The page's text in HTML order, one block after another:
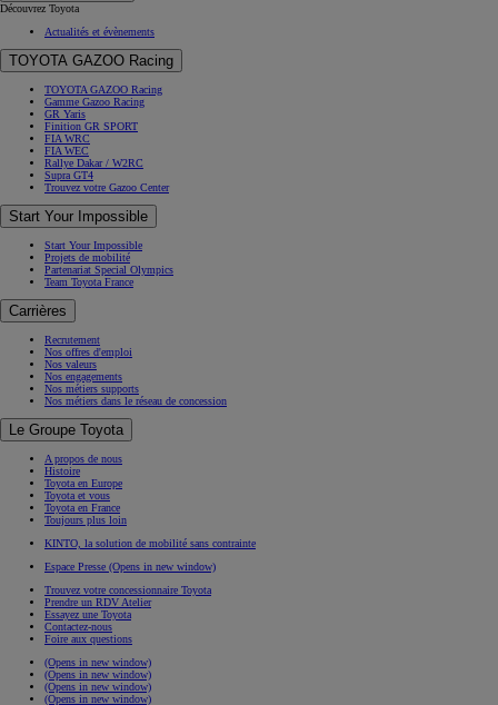
Découvrez Toyota
Actualités et évènements
TOYOTA GAZOO Racing
TOYOTA GAZOO Racing
Gamme Gazoo Racing
GR Yaris
Finition GR SPORT
FIA WRC
FIA WEC
Rallye Dakar / W2RC
Supra GT4
Trouvez votre Gazoo Center
Start Your Impossible
Start Your Impossible
Projets de mobilité
Partenariat Special Olympics
Team Toyota France
Carrières
Recrutement
Nos offres d'emploi
Nos valeurs
Nos engagements
Nos métiers supports
Nos métiers dans le réseau de concession
Le Groupe Toyota
A propos de nous
Histoire
Toyota en Europe
Toyota et vous
Toyota en France
Toujours plus loin
KINTO, la solution de mobilité sans contrainte
Espace Presse (Opens in new window)
Trouvez votre concessionnaire Toyota
Prendre un RDV Atelier
Essayez une Toyota
Contactez-nous
Foire aux questions
(Opens in new window)
(Opens in new window)
(Opens in new window)
(Opens in new window)